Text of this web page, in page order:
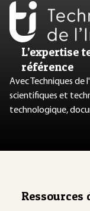
L’expertise
référence
Avec Techniques de
scientifiques et
technologique,
Ressources